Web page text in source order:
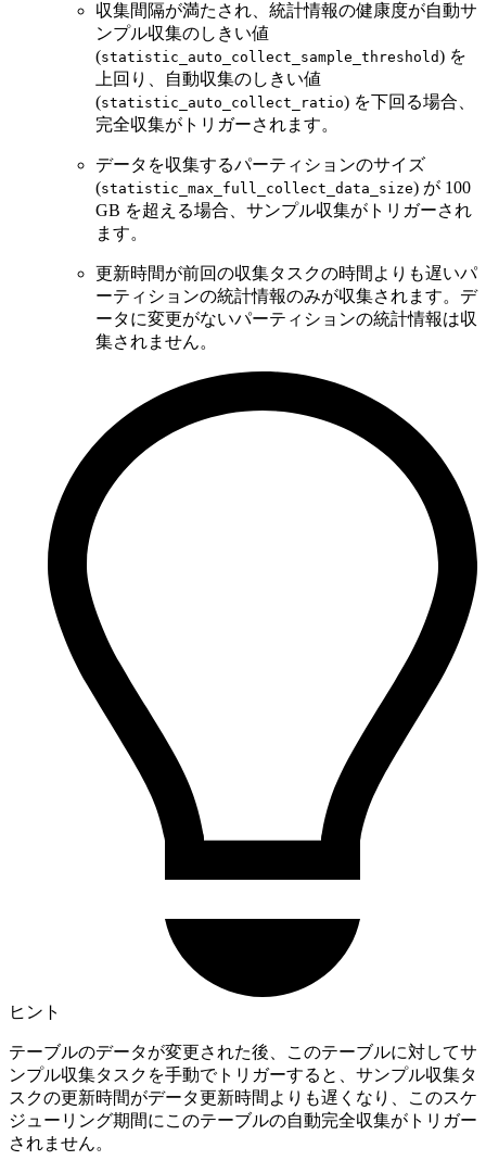
収集間隔が満たされ、統計情報の健康度が自動サ
ンプル収集のしきい値
(statistic_auto_collect_sample_threshold) を
上回り、自動収集のしきい値
(statistic_auto_collect_ratio) を下回る場合、
完全収集がトリガーされます。
データを収集するパーティションのサイズ
(statistic_max_full_collect_data_size) が 100
GB を超える場合、サンプル収集がトリガーされ
ます。
更新時間が前回の収集タスクの時間よりも遅いパ
ーティションの統計情報のみが収集されます。デ
ータに変更がないパーティションの統計情報は収
集されません。
ヒント
テーブルのデータが変更された後、このテーブルに対してサ
ンプル収集タスクを手動でトリガーすると、サンプル収集タ
スクの更新時間がデータ更新時間よりも遅くなり、このスケ
ジューリング期間にこのテーブルの自動完全収集がトリガー
されません。